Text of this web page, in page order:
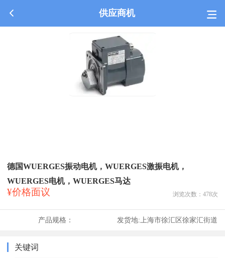
供应商机
德国WUERGES振动电机，WUERGES激振电机，
WUERGES电机，WUERGES马达
¥价格面议 浏览次数： 478次
产品规格： 发货地:上海市徐汇区徐家汇街道
关键词